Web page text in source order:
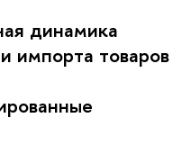
динамика
импорта товаров